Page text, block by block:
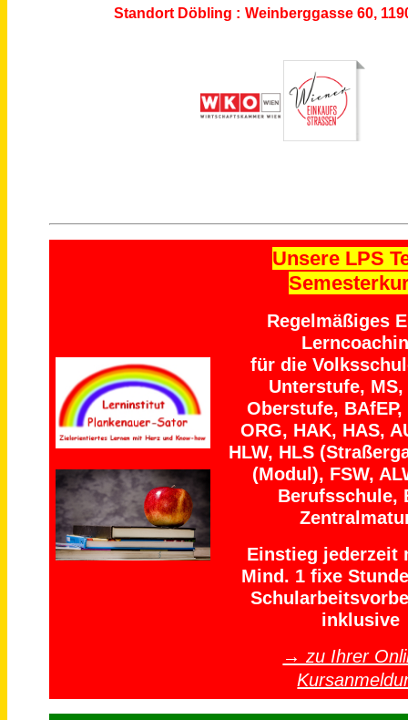
Standort Döbling : Weinberggasse 60,
Unsere LPS
Regelmäßiges
für die
Unterstufe, MS,
Oberstufe, BAfEP,
ORG, HAK, HAS,
HLW, HLS
(Modul), FSW,
Berufsschule,
Einstieg jederzeit
Mind. 1 fixe
inklusive
→ zu Ihrer